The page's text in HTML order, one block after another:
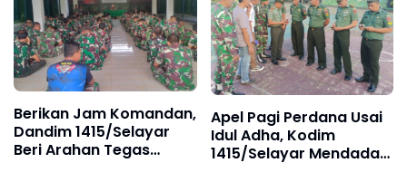
Berikan Jam Komandan,
Dandim 1415/Selayar
Beri Arahan Tegas
Apel Pagi Perdana Usai
Idul Adha, Kodim
1415/Selayar Mendadak